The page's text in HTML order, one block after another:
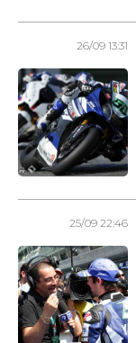
26/09 13:31
25/09 22:46